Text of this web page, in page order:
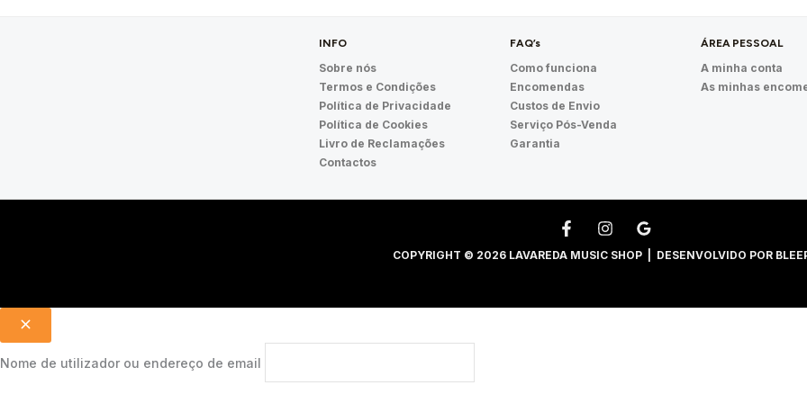
INFO
Sobre nós
Termos e Condições
Política de Privacidade
Política de Cookies
Livro de Reclamações
Contactos
FAQ’s
Como funciona
Encomendas
Custos de Envio
Serviço Pós-Venda
Garantia
ÁREA PESSOAL
A minha conta
As minhas
COPYRIGHT © 2026 LAVAREDA MUSIC SHOP | DESENVOLVIDO POR
Nome de utilizador ou endereço de email